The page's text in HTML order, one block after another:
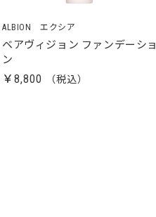
ALBION エクシア
ベアヴィジョン ファンデーショ
ン
￥8,800